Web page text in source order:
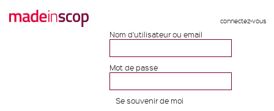
connectez-vous
Nom d'utilisateur ou email
Mot de passe
Se souvenir de moi